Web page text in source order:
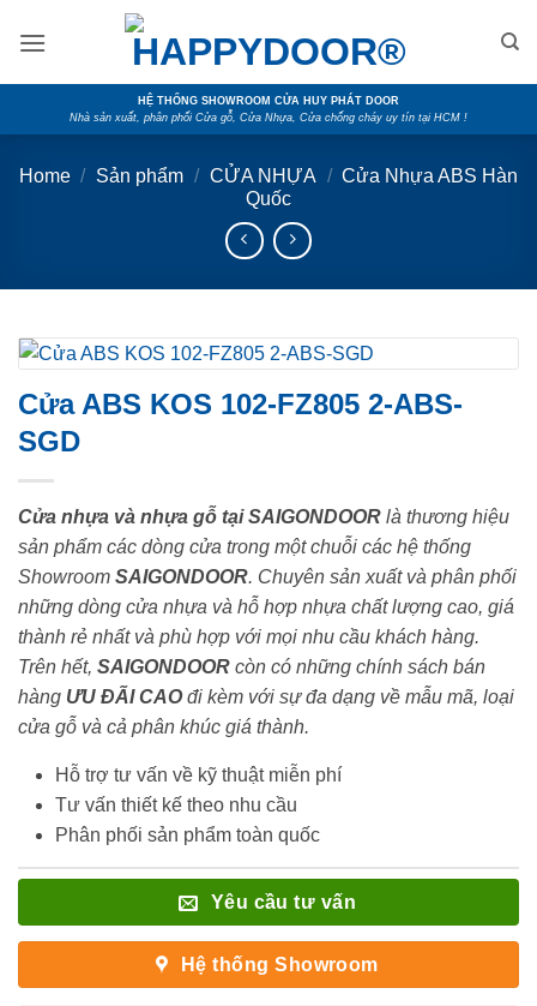
HỆ THỐNG SHOWROOM CỬA HUY PHÁT DOOR
Nhà sản xuất, phân phối Cửa gỗ, Cửa Nhựa, Cửa chống cháy uy tín tại HCM !
Home / Sản phẩm / CỬA NHỰA / Cửa Nhựa ABS Hàn
Quốc
Cửa ABS KOS 102-FZ805 2-ABS-
SGD
Cửa nhựa và nhựa gỗ tại SAIGONDOOR là thương hiệu
sản phẩm các dòng cửa trong một chuỗi các hệ thống
Showroom SAIGONDOOR. Chuyên sản xuất và phân phối
những dòng cửa nhựa và hỗ hợp nhựa chất lượng cao, giá
thành rẻ nhất và phù hợp với mọi nhu cầu khách hàng.
Trên hết, SAIGONDOOR còn có những chính sách bán
hàng ƯU ĐÃI CAOđi kèm với sự đa dạng về mẫu mã, loại
cửa gỗ và cả phân khúc giá thành.
Hỗ trợ tư vấn về kỹ thuật miễn phí
Tư vấn thiết kế theo nhu cầu
Phân phối sản phẩm toàn quốc
Yêu cầu tư vấn
Hệ thống Showroom